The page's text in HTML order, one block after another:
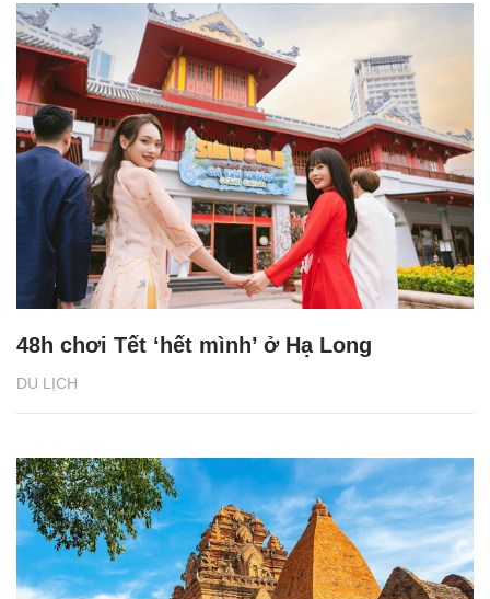
DU LỊCH
48h chơi Tết ‘hết mình’ ở Hạ Long